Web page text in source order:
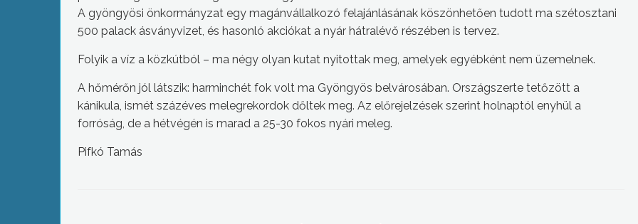
A gyöngyösi önkormányzat egy magánvállalkozó felajánlásának köszönhetően tudott ma szétosztani
500 palack ásványvizet, és hasonló akciókat a nyár hátralévő részében is tervez.
Folyik a víz a közkútból – ma négy olyan kutat nyitottak meg, amelyek egyébként nem üzemelnek.
A hőmérőn jól látszik: harminchét fok volt ma Gyöngyös belvárosában. Országszerte tetőzött a
kánikula, ismét százéves melegrekordok dőltek meg. Az előrejelzések szerint holnaptól enyhül a
forróság, de a hétvégén is marad a 25-30 fokos nyári meleg.
Pifkó Tamás